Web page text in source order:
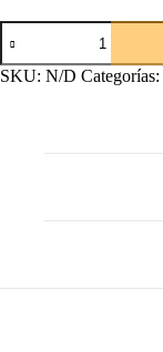
Tiras
cartulina
cantidad
SKU: N/D Categorías: